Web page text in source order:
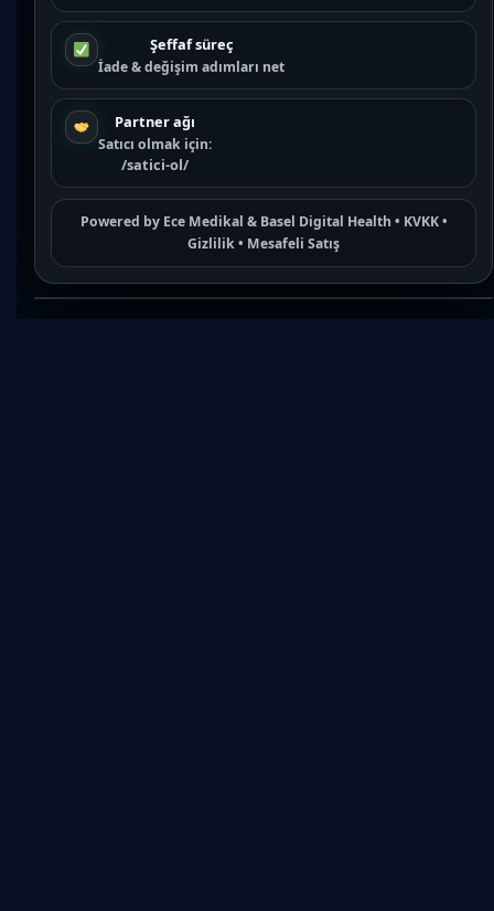
Şeffaf süreç
İade & değişim adımları net
Partner ağı
Satıcı olmak için:
/satici-ol/
Powered by Ece Medikal & Basel Digital Health • KVKK•
Gizlilik• Mesafeli Satış